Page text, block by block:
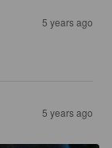
5 years ago
5 years ago